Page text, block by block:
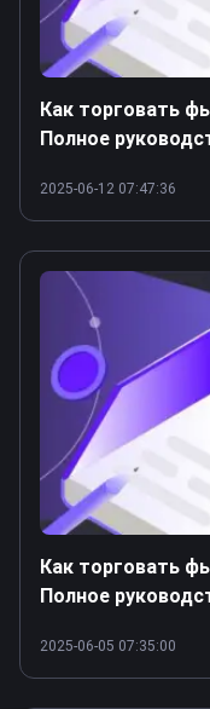
Как торговать
Полное
2025-06-12 07:47:36
Как торговать
Полное
2025-06-05 07:35:00